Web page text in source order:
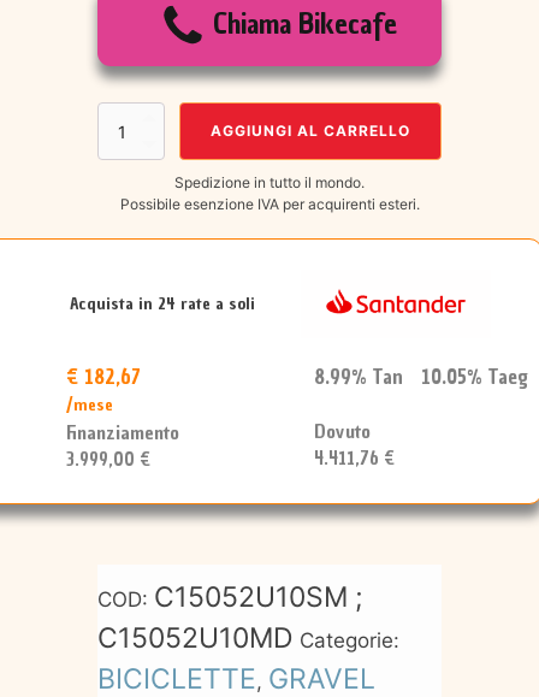
€7.999,00.
€3.999,00.Chiama Bikecafe
CANNONDALE
TOPSTONE
CARBON
RLE
quantità
AGGIUNGI AL CARRELLO
Spedizione in tutto il mondo.
Possibile esenzione IVA per acquirenti esteri.
Acquista in 24 rate a soli
€ 182,67
/mese
Finanziamento
3.999,00 €
8.99% Tan 10.05% Taeg
Dovuto
4.411,76 €
COD: C15052U10SM ;
C15052U10MD Categorie:
BICICLETTE, GRAVEL